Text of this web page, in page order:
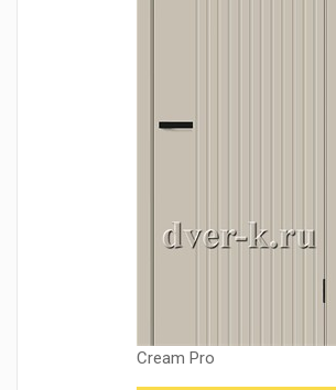
Cream Pro